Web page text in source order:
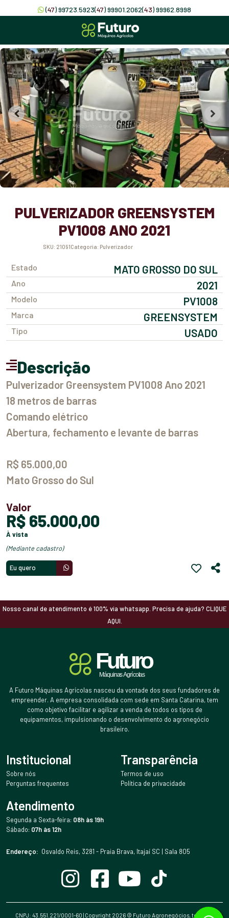
(47) 99723.5923(47) 99901.2062(43) 99962.8998
PULVERIZADOR GREENSYSTEM
PV1008 ANO 2021
SKU: 21091 Categoria: Pulverizador
Estado MATO GROSSO DO SUL
Ano 2021
Modelo PV1008
Marca GREENSYSTEM
Tipo USADO
Descrição
Pulverizador Greensystem PV1008 Ano 2021
18 metros de barras
Comando elétrico
Abertura, fechamento e levante de barras
R$ 65.000,00
Mato Grosso do Sul
Valor
R$ 65.000,00
à vista
(mediante cadastro)
Eu quero
Nosso canal de atendimento é 100% via whatsapp. Precisa de ajuda? CLIQUE
AQUI.
A Futuro Máquinas Agrícolas nasceu da vontade dos seus fundadores de
empreender. A empresa consolidada com sede em Santa Catarina, tem
como objetivo facilitar e agilizar a venda de todos os tipos de
equipamentos, impulsionando o desenvolvimento do agronegócio
brasileiro.
Institucional
Sobre nós
Perguntas frequentes
Transparência
Termos de uso
Política de privacidade
Atendimento
Segunda a Sexta-feira: 08h às 19h
Sábado: 07h às 12h
Endereço: Osvaldo Reis, 3281 - Praia Brava, Itajaí SC | Sala 805
CNPJ: 43.551.221/0001-60 | Copyright 2026© Futuro Agronegócios, todos os